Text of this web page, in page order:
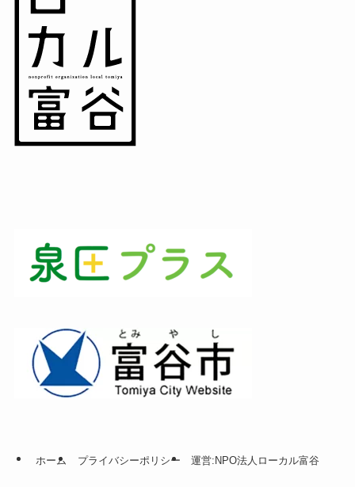
ホーム プライバシーポリシー 運営:NPO法人ローカル富谷